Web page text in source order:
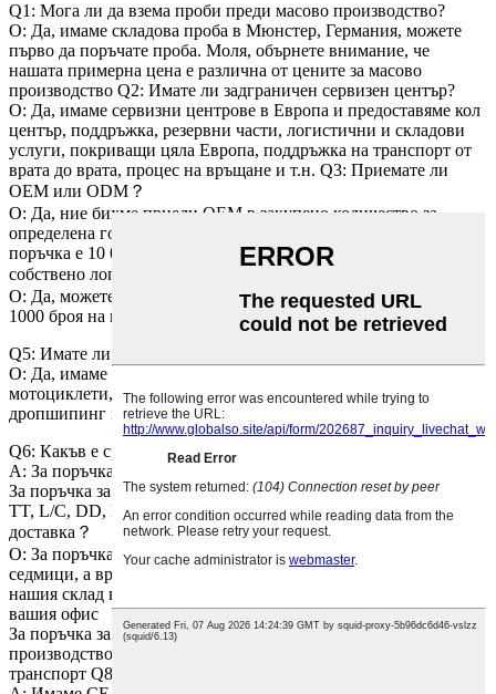
Q1: Мога ли да взема проби преди масово производство?
О: Да, имаме складова проба в Мюнстер, Германия, можете
първо да поръчате проба. Моля, обърнете внимание, че
нашата примерна цена е различна от цените за масово
производство Q2: Имате ли задграничен сервизен център?
О: Да, имаме сервизни центрове в Европа и предоставяме кол
център, поддръжка, резервни части, логистични и складови
услуги, покриващи цяла Европа, поддръжка на транспорт от
врата до врата, процес на връщане и т.н. Q3: Приемате ли
OEM или ODM？
О: Да, ние бихме приели OEM в закупено количество за
определена година. В момента минималното количество за
поръчка е 10 000 на година. Q4: Мога ли да добавя мое
собствено лого или да избера мои собствени цветове？
О: Да, можете. Но за промяна на логото и цветовете MOQ е
1000 броя на поръчка или за конкретна дискусия.
Q5: Имате ли електронен велосипед, електронен мотоциклет?
О: Да, имаме електрически велосипеди и електронни
мотоциклети, но в момента не можем да предоставяме
дропшипинг поддръжка.
Q6: Какъв е срокът за плащане?
A: За поръчка на проба, това е 100% TT аванс.
За поръчка за масово производство ние приемаме плащания
TT, L/C, DD, DP, Trade Assurance. Q7: Какво е вашето време за
доставка？
О: За поръчка на проба, подготовката трябва да отнеме 2
седмици, а времето за доставка зависи от разстоянието от
нашия склад в Европа или САЩ до местоположението на
вашия офис
За поръчка за масово производство ще отнеме 45-60 дни
производство и времето за доставка зависи от морския
транспорт Q8: Какъв сертификат имате?